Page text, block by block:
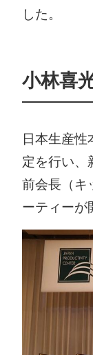
した。
小林喜
日本生産
定を行い、
前会長（キ
ーティーが